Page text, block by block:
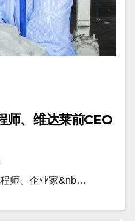
师、维达莱前CEO
师、企业家&nb…